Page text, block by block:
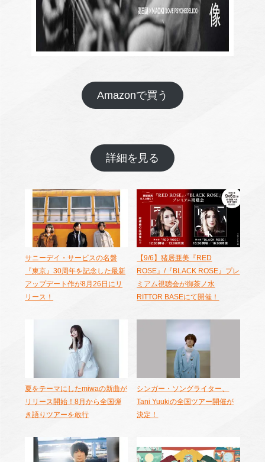
Amazonで買う
詳細を見る
サニーデイ・サービスの名盤
『東京』30周年を記念した最新
アップデート作が8月26日にリ
リース！
【9/6】猪居亜美『RED
ROSE』/『BLACK ROSE』プレ
ミアム視聴会が御茶ノ水
RITTOR BASEにて開催！
夏をテーマにしたmiwaの新曲が
リリース開始！8月から全国弾
き語りツアーを敢行
シンガー・ソングライター、
Tani Yuukiの全国ツアー開催が
決定！